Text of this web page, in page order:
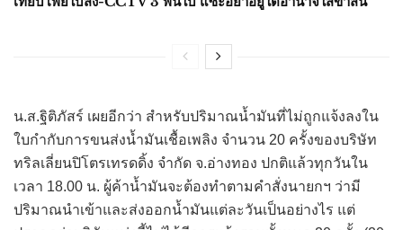
น.ส.ฐิติภัสร์ เผยอีกว่า สำหรับปริมาณน้ำมันที่ไม่ถูกแจ้งลงใน
ใบกำกับการขนส่งน้ำมันเชื้อเพลิง จำนวน 20 ครั้งของบริษัท
ทริลเลี่ยนปิโตรเทรดดิ้ง จำกัด จ.อ่างทอง ปกติแล้วทุกวันใน
เวลา 18.00 น. ผู้ค้าน้ำมันจะต้องทำตามคำสั่งนายกฯ ว่ามี
ปริมาณนำเข้าและส่งออกน้ำมันแต่ละวันเป็นอย่างไร แต่